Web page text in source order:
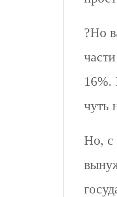
?Но
16%.
чуть
Но, с